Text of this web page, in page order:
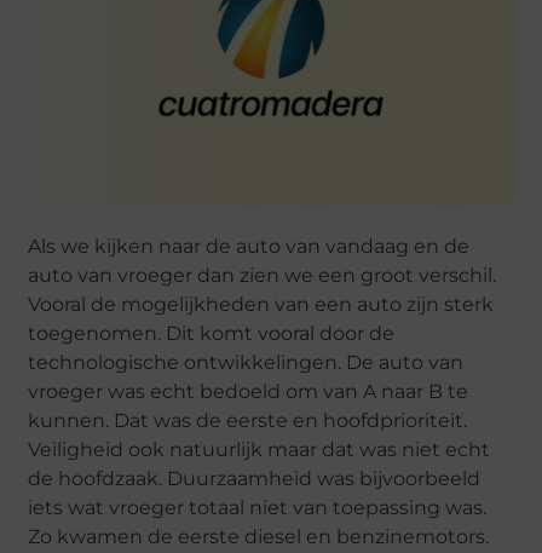
Als we kijken naar de auto van vandaag en de
auto van vroeger dan zien we een groot verschil.
Vooral de mogelijkheden van een auto zijn sterk
toegenomen. Dit komt vooral door de
technologische ontwikkelingen. De auto van
vroeger was echt bedoeld om van A naar B te
kunnen. Dat was de eerste en hoofdprioriteit.
Veiligheid ook natuurlijk maar dat was niet echt
de hoofdzaak. Duurzaamheid was bijvoorbeeld
iets wat vroeger totaal niet van toepassing was.
Zo kwamen de eerste diesel en benzinemotors.